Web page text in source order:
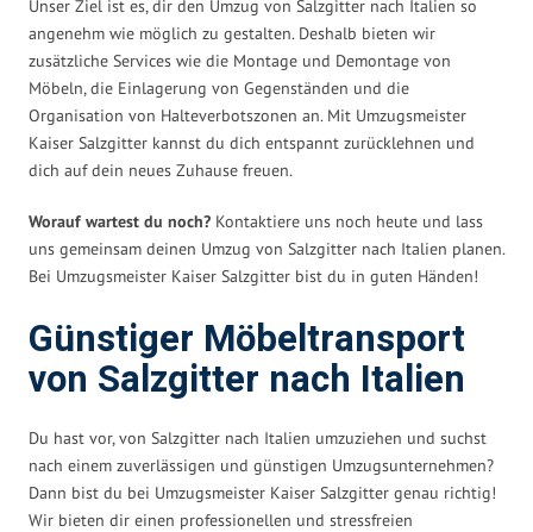
Unser Ziel ist es, dir den Umzug von Salzgitter nach Italien so
angenehm wie möglich zu gestalten. Deshalb bieten wir
zusätzliche Services wie die Montage und Demontage von
Möbeln, die Einlagerung von Gegenständen und die
Organisation von Halteverbotszonen an. Mit Umzugsmeister
Kaiser Salzgitter kannst du dich entspannt zurücklehnen und
dich auf dein neues Zuhause freuen.
Worauf wartest du noch? Kontaktiere uns noch heute und lass
uns gemeinsam deinen Umzug von Salzgitter nach Italien planen.
Bei Umzugsmeister Kaiser Salzgitter bist du in guten Händen!
Günstiger Möbeltransport
von Salzgitter nach Italien
Du hast vor, von Salzgitter nach Italien umzuziehen und suchst
nach einem zuverlässigen und günstigen Umzugsunternehmen?
Dann bist du bei Umzugsmeister Kaiser Salzgitter genau richtig!
Wir bieten dir einen professionellen und stressfreien